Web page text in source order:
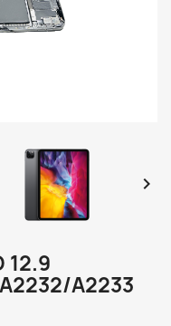

12.9
A2233